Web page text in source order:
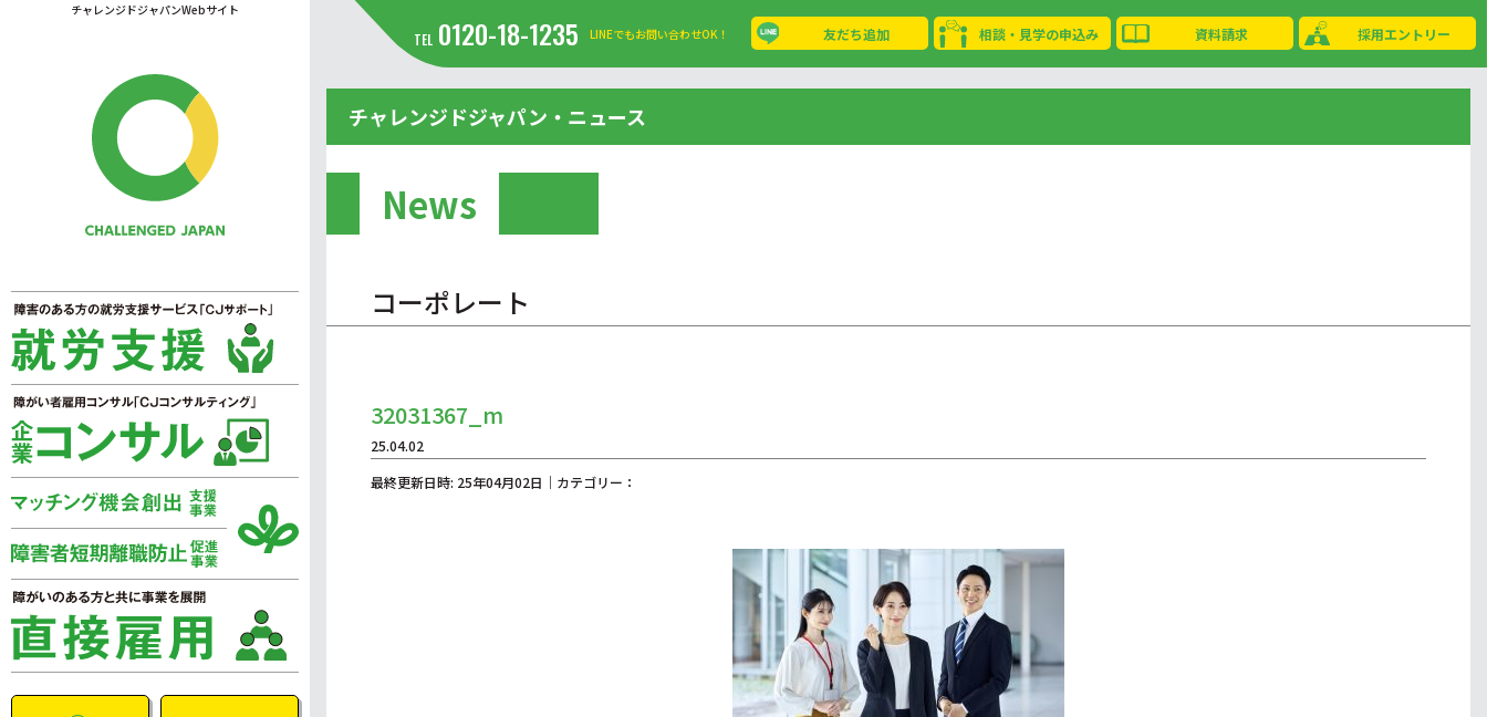
チャレンジドジャパンWebサイト
TEL 0120-18-1235 LINEでもお問い合わせOK！ 友だち追加 相談・見学の申込み 資料請求 採用エントリー
チャレンジドジャパン・ニュース
News
コーポレート
32031367_m
25.04.02
最終更新日時: 25年04月02日｜カテゴリー：